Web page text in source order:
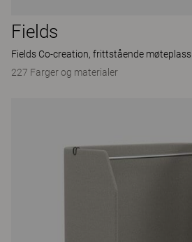
Fields
Fields Co-creation, frittstående møteplass
227 Farger og materialer